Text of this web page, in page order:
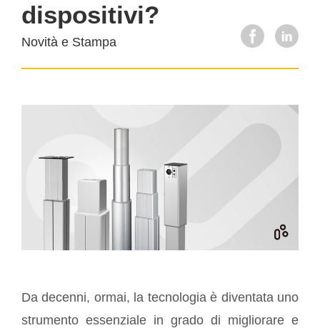
dispositivi?
Novità e Stampa
Da decenni, ormai, la tecnologia è diventata uno
strumento essenziale in grado di migliorare e